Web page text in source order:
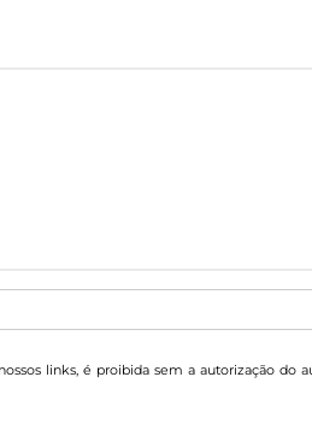
links, é proibida sem a autorização do